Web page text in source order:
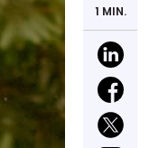
1 MIN.